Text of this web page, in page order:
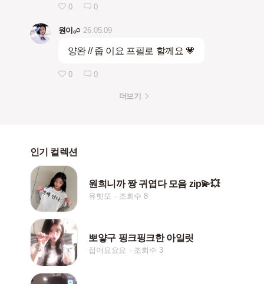
0 0
원이𓂂𓏸 26.05.09
양완 // 줍 이요 프필로 할께요 💗
0 0
더보기
인기 컬렉션
원희니까 짱 귀엽다 모음 zip💫💥
유힛또 조회수 8
뽀얗구 핑크핑크한 아일릿
접어요요요 조회수 3